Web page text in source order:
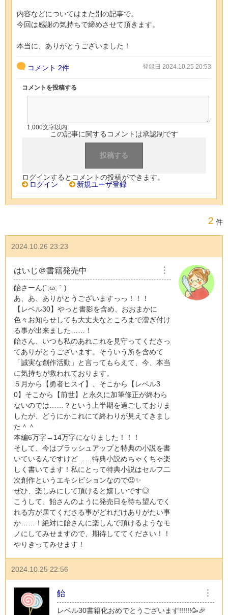
内容などについてはまた別の記事で。
今回は感謝の気持ちで締めさせて頂きます。
本当に、ありがとうございました！
コメント 2件 登録日 2024.10.25 20:53
コメントを投稿する
1,000文字以内
この記事に関するコメントは承認制です
ログインするとコメントの投稿ができます。
ログイン
新規ユーザ登録
2 件
2024.10.26 23:23
はいじ＠書籍発売中 ︙
飴さーん(´;ω;｀)
あ、あ、ありがとうございますっっ！！！
【レベル30】やっと書影を含め、おおまかに
色々お知らせしても大丈夫なところまで漕ぎ付け
る事が出来ました……！
飴さん、いつも私のあれこれを見守ってくださっ
てありがとうございます。そういう所を含めて
「誠実な創作活動」と言ってもらえて、今、本当
に気持ちが救われております。
５月から【勇者ヒスイ】、そこから【レベル3
0】そこから【前世】と永久に加筆修正が終わら
ないのでは……？という上半期を過ごしておりま
したが、どうにかこれにて終わりが見えてきまし
た＾＾
本編6万字→14万字になりました！！！
そして、今はブラッシュアップと特典の小説を書
いているんですけど……特典小説めちゃくちゃ楽
しく書いてます！私にとって特典小説はセルフ二
次創作というエキシビションなので😉✨
ぜひ、楽しみにして頂けると嬉しいです◎
こうして、飴さんのように発売日を待ち望んでく
れる方が居てくださる事がどれだけありがたい事
か……！絶対に飴さんに楽しんで頂けるようなモ
ノにしてみせますので、期待しててください！！
やりきってみせます！
2024.10.25 22:56
飴 ︙
レベル30書籍化おめでとうございます!!!!!!🥳🎉